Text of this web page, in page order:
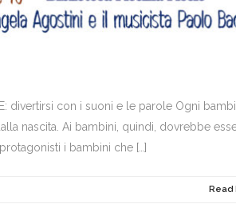
divertirsi con i suoni e le parole Ogni
nascita. Ai bambini, quindi, dovrebbe
i bambini che […]
Read